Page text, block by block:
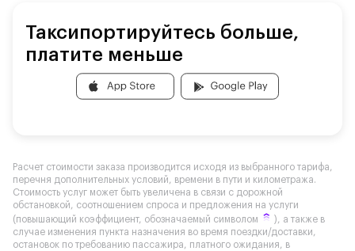
Таксипортируйтесь больше,
платите меньше
Расчет стоимости заказа производится исходя из выбранного тарифа,
перечня дополнительных условий, времени в пути и километража.
Стоимость услуг может быть увеличена в связи с дорожной
обстановкой, соотношением спроса и предложения на услуги
(повышающий коэффициент, обозначаемый символом
), а также в
случае изменения пункта назначения во время поездки/доставки,
остановок по требованию пассажира, платного ожидания, в